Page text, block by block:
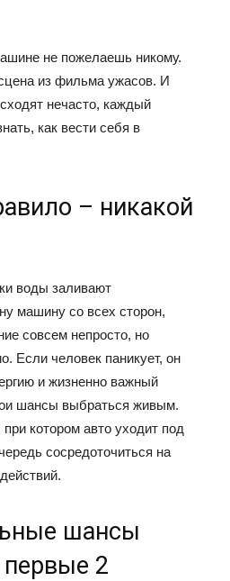
не пожелаешь никому.
из фильма ужасов. И
нечасто, каждый
как вести себя в
– никакой
воды заливают
машину со всех сторон,
совсем непросто, но
Если человек паникует, он
и жизненно важный
шансы выбраться живым.
котором авто уходит под
сосредоточиться на
шансы
первые 2